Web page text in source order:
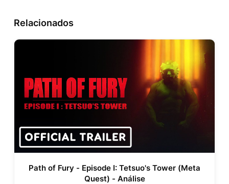
Relacionados
Path of Fury - Episode I: Tetsuo's Tower (Meta
Quest) - Análise